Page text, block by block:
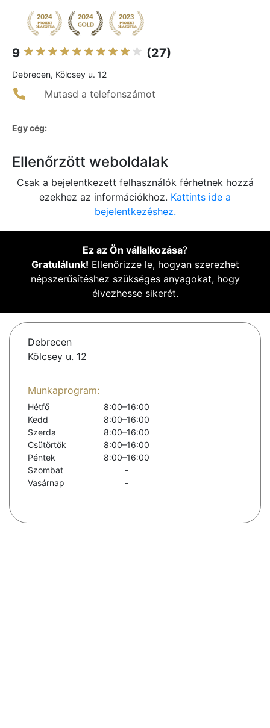
9 (27)
Debrecen, Kölcsey u. 12
Mutasd a telefonszámot
Egy cég:
Ellenőrzött weboldalak
Csak a bejelentkezett felhasználók férhetnek hozzá
ezekhez az információkhoz. Kattints ide a
bejelentkezéshez.
Ez az Ön vállalkozása?
Gratulálunk! Ellenőrizze le, hogyan szerezhet
népszerűsítéshez szükséges anyagokat, hogy
élvezhesse sikerét.
Debrecen
Kölcsey u. 12
Munkaprogram:
Hétfő
8:00–16:00
Kedd
8:00–16:00
Szerda
8:00–16:00
Csütörtök
8:00–16:00
Péntek
8:00–16:00
Szombat
-
Vasárnap
-